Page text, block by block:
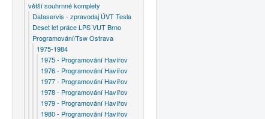
větší souhrnné komplety
Dataservis - zpravodaj ÚVT Tesla
Deset let práce LPS VUT Brno
Programování/Tsw Ostrava
1975-1984
1975 - Programování Havířov
1976 - Programování Havířov
1977 - Programování Havířov
1978 - Programování Havířov
1979 - Programování Havířov
1980 - Programování Havířov